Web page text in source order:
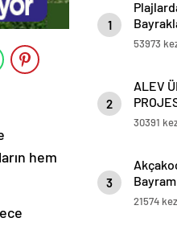
hem
1
53973
2
ALEV
30391
3
Ediyor
21574